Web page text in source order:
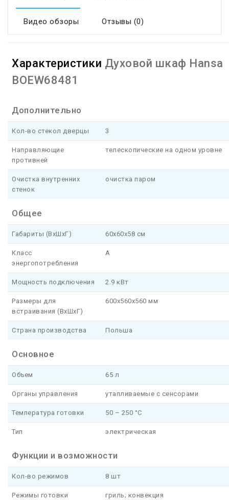
Видео обзоры Отзывы (0)
Характеристики Духовой шкаф Hansa
BOEW68481
Дополнительно
Кол-во стекол дверцы 3
Направляющие
противней
телескопические на одном уровне
Очистка внутренних
стенок
очистка паром
Общее
Габариты (ВхШхГ) 60x60x58 см
Класс
энергопотребления
A
Мощность подключения 2.9 кВт
Размеры для
встраивания (ВхШхГ)
600x560x560 мм
Страна производства Польша
Основное
Объем 65 л
Органы управления утапливаемые с сенсорами
Температура готовки 50 – 250 °C
Тип электрическая
Функции и возможности
Кол-во режимов 8 шт
Режимы готовки гриль; конвекция